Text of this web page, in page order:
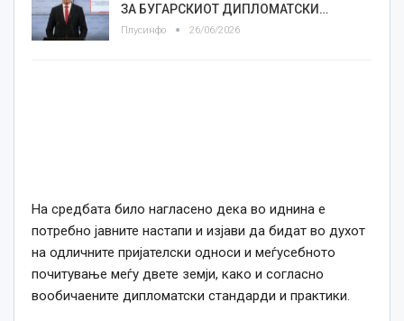
ЗА БУГАРСКИОТ ДИПЛОМАТСКИ…
Плусинфо 26/06/2026
На средбата било нагласено дека во иднина е
потребно јавните настапи и изјави да бидат во духот
на одличните пријателски односи и меѓусебното
почитување меѓу двете земји, како и согласно
вообичаените дипломатски стандарди и практики.